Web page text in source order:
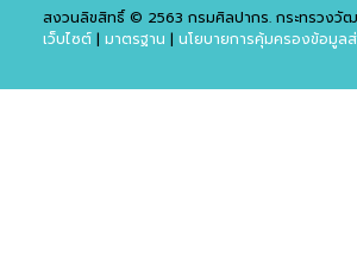
สงวนลิขสิทธิ์ © 2563 กรมศิลปากร. กระทรวงวั
เว็บไซต์| มาตรฐาน | นโยบายการคุ้มครองข้อมูล